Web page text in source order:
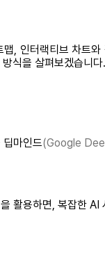
, 인터랙티브 차트
식을 살펴보겠습니다.
마인드(Google
활용하면, 복잡한